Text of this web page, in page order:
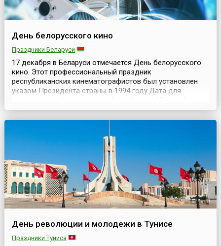
День белорусского кино
Праздники Беларуси
17 декабря в Беларуси отмечается День белорусского
кино. Этот профессиональный праздник
республиканских кинематографистов был установлен
указом Президента страны в 1994 году.Дата для
1924 года вышло постановление Совета Народных
комиссаров «О кинопроизводстве в БССР». В тот же
управление по делам...
День революции и молодежи в Тунисе
Праздники Туниса